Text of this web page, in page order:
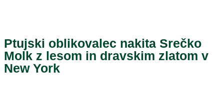
Ptujski oblikovalec nakita Srečko
Molk z lesom in dravskim zlatom v
New York